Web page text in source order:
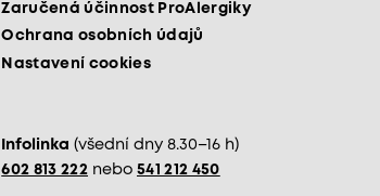
Zaručená účinnost ProAlergiky
Ochrana osobních údajů
Nastavení cookies
Infolinka (všední dny 8.30–16 h)
602 813 222 nebo 541 212 450